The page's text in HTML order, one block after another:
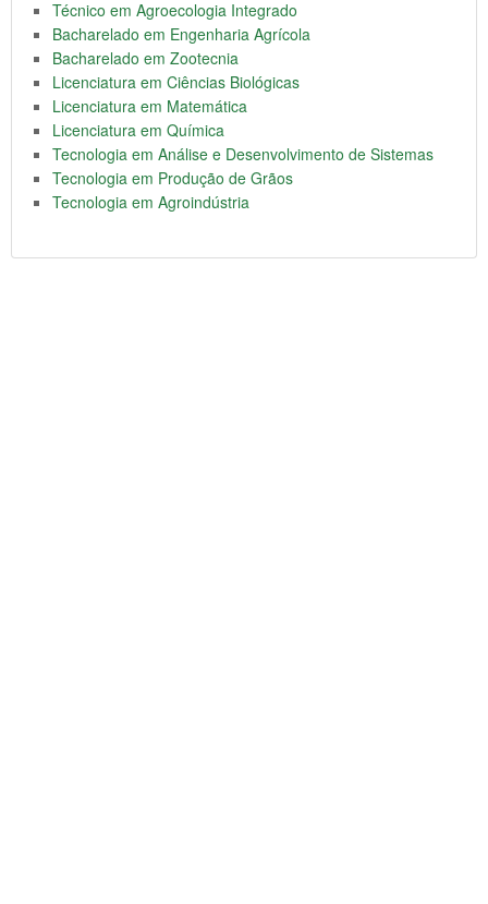
Técnico em Agroecologia Integrado
Bacharelado em Engenharia Agrícola
Bacharelado em Zootecnia
Licenciatura em Ciências Biológicas
Licenciatura em Matemática
Licenciatura em Química
Tecnologia em Análise e Desenvolvimento de Sistemas
Tecnologia em Produção de Grãos
Tecnologia em Agroindústria